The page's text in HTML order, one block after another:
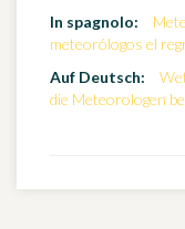
In spagnolo:
meteorólogos el
Auf Deutsch:
die Meteorologen